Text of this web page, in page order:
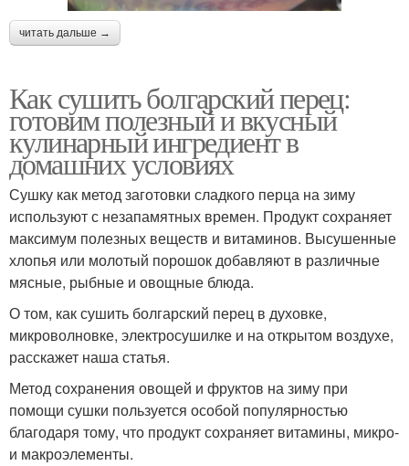
читать дальше →
Как сушить болгарский перец:
готовим полезный и вкусный
кулинарный ингредиент в
домашних условиях
Сушку как метод заготовки сладкого перца на зиму
используют с незапамятных времен. Продукт сохраняет
максимум полезных веществ и витаминов. Высушенные
хлопья или молотый порошок добавляют в различные
мясные, рыбные и овощные блюда.
О том, как сушить болгарский перец в духовке,
микроволновке, электросушилке и на открытом воздухе,
расскажет наша статья.
Метод сохранения овощей и фруктов на зиму при
помощи сушки пользуется особой популярностью
благодаря тому, что продукт сохраняет витамины, микро-
и макроэлементы.